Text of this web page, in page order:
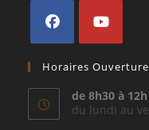
dans
un
nouvel
dans
un
nouvel
Horaires
de 8h30 à
du lundi au